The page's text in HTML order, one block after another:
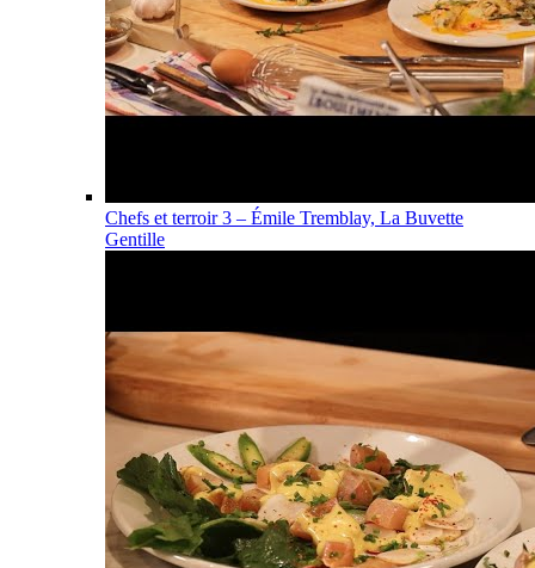
Chefs et terroir 3 – Émile Tremblay, La Buvette
Gentille